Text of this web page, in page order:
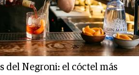
del Negroni: el cóctel más